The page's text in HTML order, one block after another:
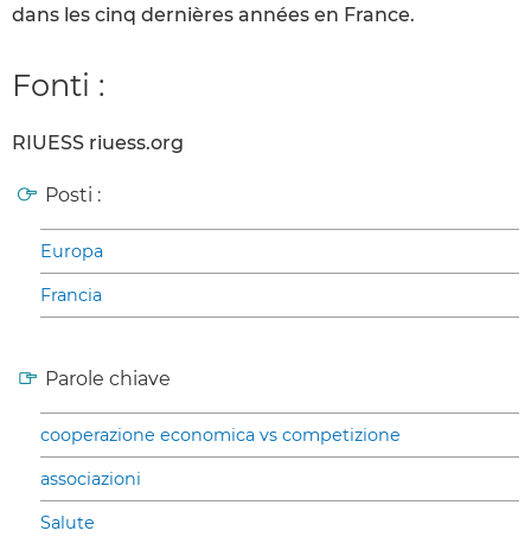
dans les cinq dernières années en France.
Fonti :
RIUESS riuess.org
Posti :
Europa
Francia
Parole chiave
cooperazione economica vs competizione
associazioni
Salute